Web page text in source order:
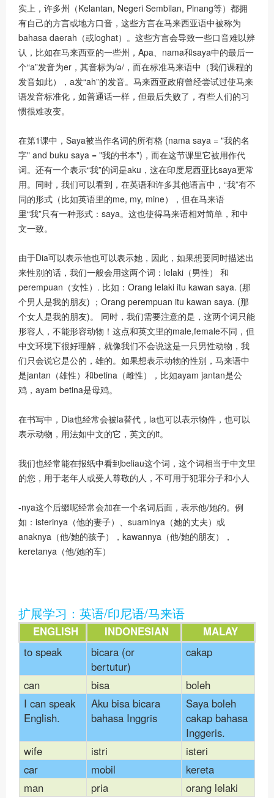
实上，许多州（Kelantan, Negeri Sembilan, Pinang等）都拥
有自己的方言或地方口音，这些方言在马来西亚语中被称为
bahasa daerah（或loghat）。这些方言会导致一些口音难以辨
认，比如在马来西亚的一些州，Apa、nama和saya中的最后一
个“a”发音为er，其音标为/ə/，而在标准马来语中（我们课程的
发音如此），a发“ah”的发音。马来西亚政府曾经尝试过使马来
语发音标准化，如普通话一样，但最后失败了，有些人们的习
惯很难改变。
在第1课中，Saya被当作名词的所有格 (nama saya = "我的名
字" and buku saya = "我的书本")，而在这节课里它被用作代
词。还有一个表示“我”的词是aku，这在印度尼西亚比saya更常
用。同时，我们可以看到，在英语和许多其他语言中，“我”有不
同的形式（比如英语里的me, my, mine），但在马来语
里“我”只有一种形式：saya。这也使得马来语相对简单，和中
文一致。
由于Dia可以表示他也可以表示她，因此，如果想要同时描述出
来性别的话，我们一般会用这两个词：lelaki（男性） 和
perempuan（女性）. 比如：Orang lelaki itu kawan saya. (那
个男人是我的朋友) ；Orang perempuan itu kawan saya. (那
个女人是我的朋友)。 同时，我们需要注意的是，这两个词只能
形容人，不能形容动物！这点和英文里的male,female不同，但
中文环境下很好理解，就像我们不会说这是一只男性动物，我
们只会说它是公的，雄的。如果想表示动物的性别，马来语中
是jantan（雄性）和betina（雌性），比如ayam jantan是公
鸡，ayam betina是母鸡。
在书写中，Dia也经常会被la替代，la也可以表示物件，也可以
表示动物，用法如中文的它，英文的it。
我们也经常能在报纸中看到beliau这个词，这个词相当于中文里
的您，用于老年人或受人尊敬的人，不可用于犯罪分子和小人
-nya这个后缀呢经常会加在一个名词后面，表示他/她的。例
如：isterinya（他的妻子）、suaminya（她的丈夫）或
anaknya（他/她的孩子），kawannya（他/她的朋友），
keretanya（他/她的车）
扩展学习：英语/印尼语/马来语
ENGLISH INDONESIAN
MALAY
to speak
bicara (or
bertutur)
cakap
can bisa
boleh
I can speak
English.
Aku bisa bicara
bahasa Inggris
Saya boleh
cakap bahasa
Inggeris.
wife
istri
isteri
car
mobil
kereta
man
pria orang lelaki